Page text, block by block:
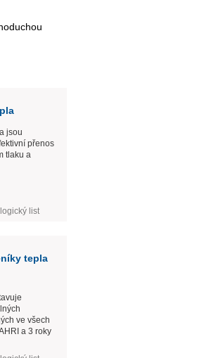
jsou
přenos
tlaku a
list
tepla
ve všech
a 3 roky